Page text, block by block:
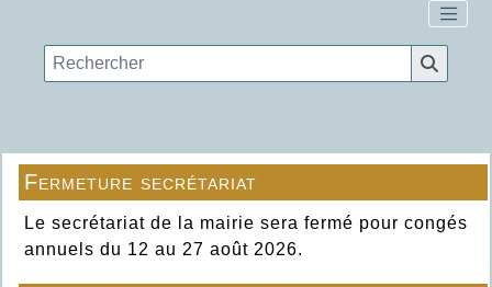
Fermeture secrétariat
Le secrétariat de la mairie sera fermé pour congés
annuels du 12 au 27 août 2026.